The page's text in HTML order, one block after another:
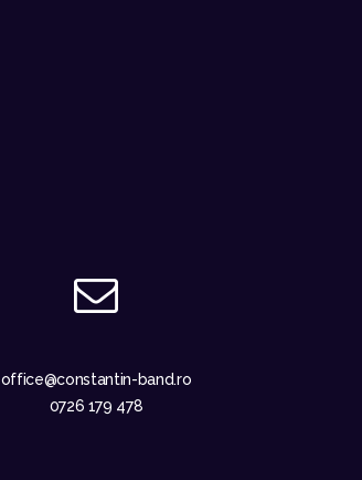
office@constantin-band.ro
0726 179 478